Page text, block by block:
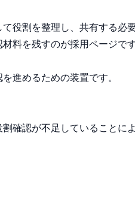
役割を整理し、共有する必
料を残すのが採用ページです
進めるための装置です。
確認が不足していることに